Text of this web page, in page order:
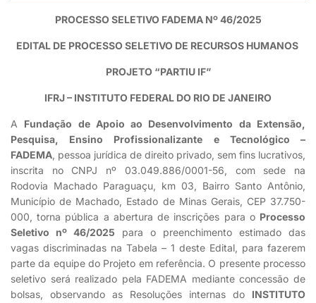
PROCESSO SELETIVO FADEMA Nº 46/2025
EDITAL DE PROCESSO SELETIVO DE RECURSOS HUMANOS
PROJETO “PARTIU IF”
IFRJ – INSTITUTO FEDERAL DO RIO DE JANEIRO
A Fundação de Apoio ao Desenvolvimento da Extensão,
Pesquisa, Ensino Profissionalizante e Tecnológico –
FADEMA, pessoa jurídica de direito privado, sem fins lucrativos,
inscrita no CNPJ nº 03.049.886/0001-56, com sede na
Rodovia Machado Paraguaçu, km 03, Bairro Santo Antônio,
Município de Machado, Estado de Minas Gerais, CEP 37.750-
000, torna pública a abertura de inscrições para o Processo
Seletivo nº 46/2025 para o preenchimento estimado das
vagas discriminadas na Tabela – 1 deste Edital, para fazerem
parte da equipe do Projeto em referência. O presente processo
seletivo será realizado pela FADEMA mediante concessão de
bolsas, observando as Resoluções internas do INSTITUTO